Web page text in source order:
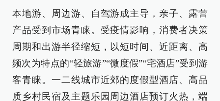
本地游、周边游、自驾游成主导，亲子、露营
产品受到市场青睐。受疫情影响，消费者决策
周期和出游半径缩短，以短时间、近距离、高
频次为特点的“轻旅游”“微度假”“宅酒店”受到游
客青睐。一二线城市近郊的度假型酒店、高品
质乡村民宿及主题乐园周边酒店预订火热，端